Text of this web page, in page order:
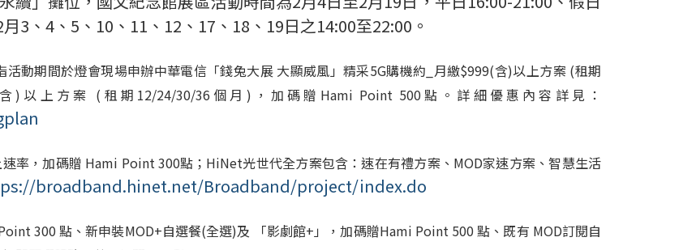
3、4、5、10、11、12、17、18、19日之14:00至22:00。
動期間於燈會現場申辦中華電信「錢兔大展 大顯威風」精采5G購機約_月繳$999(含)以上方案 (租期
)以上方案 ( 租期12/24/30/36個月)，加碼贈Hami Point 500點。詳細優惠內容詳見：
率，加碼贈 Hami Point 300點；HiNet光世代全方案包含：速在有禮方案、MOD家速方案、智慧生活
broadband.hinet.net/Broadband/project/index.do
300 點、新申裝MOD+自選餐(全選)及 「影劇館+ 」，加碼贈Hami Point 500點、既有 MOD訂閱自